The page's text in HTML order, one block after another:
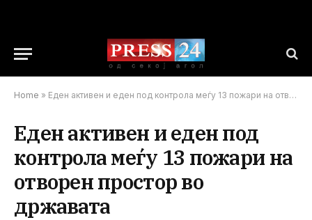
Home » Еден активен и еден под контрола меѓу 13 пожари на отворен простор во државата
Еден активен и еден под
контрола меѓу 13 пожари на
отворен простор во
државата